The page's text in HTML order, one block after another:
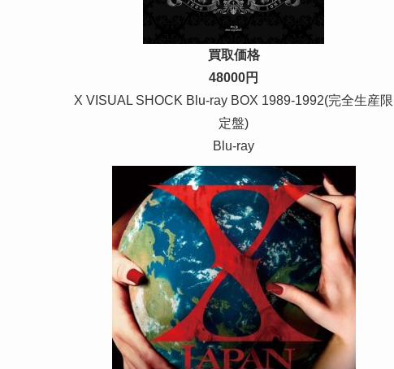
買取価格
48000円
X VISUAL SHOCK Blu-ray BOX 1989-1992(完全生産限
定盤)
Blu-ray